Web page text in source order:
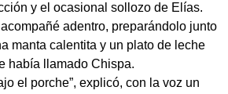
y el ocasional sollozo de Elías.
adentro, preparándolo junto
manta calentita y un plato de leche
había llamado Chispa.
el porche”, explicó, con la voz un